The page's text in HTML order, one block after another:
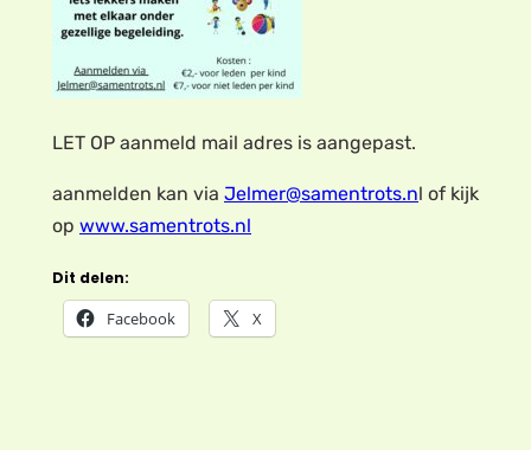
LET OP aanmeld mail adres is aangepast.
aanmelden kan via Jelmer@samentrots.nl of kijk
op www.samentrots.nl
Dit delen:
Facebook X